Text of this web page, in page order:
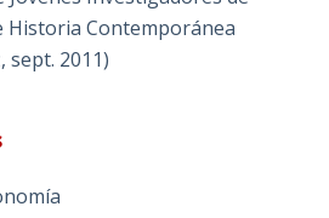
Historia Contemporánea
sept. 2011)